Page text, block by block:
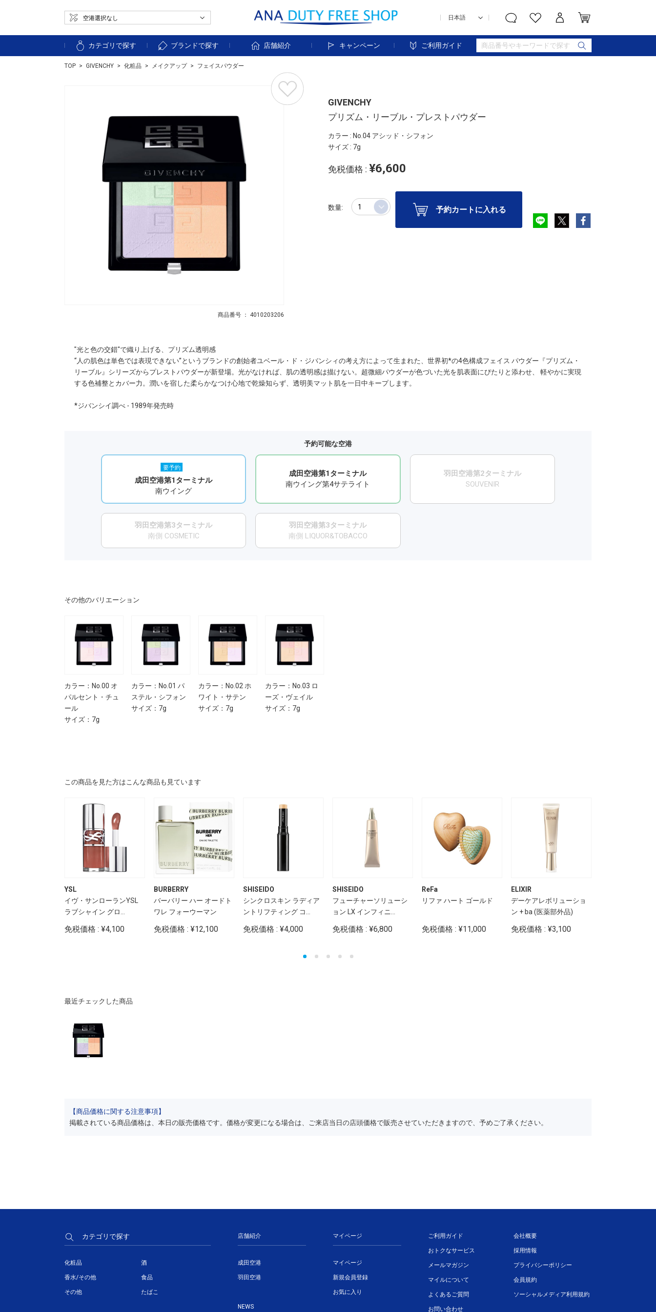
カテゴリで探す ブランドで探す 店舗紹介 キャンペーン ご利用ガイド
TOP GIVENCHY 化粧品 メイクアップ フェイスパウダー
商品番号 ： 4010203206
GIVENCHY
プリズム・リーブル・プレストパウダー
カラー : No.04 アシッド・シフォン
サイズ : 7g
免税価格 : ¥6,600
数量: 予約カートに入れる
"光と色の交錯"で織り上げる、プリズム透明感
“人の肌色は単色では表現できない”というブランドの創始者ユベール・ド・ジバンシィの考え方によって生まれた、世界初*の4色構成フェイス パウダー『プリズム・
リーブル』シリーズからプレストパウダーが新登場。光がなければ、肌の透明感は描けない。超微細パウダーが色づいた光を肌表面にぴたりと添わせ、 軽やかに実現
する色補整とカバー力。潤いを宿した柔らかなつけ心地で乾燥知らず、透明美マット肌を一日中キープします。
*ジバンシイ調べ - 1989年発売時
予約可能な空港
要予約
成田空港第1ターミナル
南ウイング
成田空港第1ターミナル
南ウイング第4サテライト
羽田空港第2ターミナル
SOUVENIR
羽田空港第3ターミナル
南側 COSMETIC
羽田空港第3ターミナル
南側 LIQUOR&TOBACCO
その他のバリエーション
カラー：No.00 オ
パルセント・チュ
ール
サイズ：7g
カラー：No.01 パ
ステル・シフォン
サイズ：7g
カラー：No.02 ホ
ワイト・サテン
サイズ：7g
カラー：No.03 ロ
ーズ・ヴェイル
サイズ：7g
この商品を見た方はこんな商品も見ています
YSL
イヴ・サンローランYSL
ラブシャイン グロ...
免税価格 : ¥4,100
BURBERRY
バーバリー ハー オードト
ワレ フォーウーマン
免税価格 : ¥12,100
SHISEIDO
シンクロスキン ラディア
ントリフティング コ...
免税価格 : ¥4,000
SHISEIDO
フューチャーソリューシ
ョン LX インフィニ...
免税価格 : ¥6,800
ReFa
リファ ハート ゴールド
免税価格 : ¥11,000
ELIXIR
デーケアレボリューショ
ン + ba (医薬部外品)
免税価格 : ¥3,100
最近チェックした商品
【商品価格に関する注意事項】
掲載されている商品価格は、本日の販売価格です。価格が変更になる場合は、ご来店当日の店頭価格で販売させていただきますので、予めご了承ください。
カテゴリで探す
化粧品 酒
香水/その他 食品
その他 たばこ
店舗紹介
成田空港
羽田空港
NEWS
マイページ
マイページ
新規会員登録
お気に入り
ご利用ガイド
おトクなサービス
メールマガジン
マイルについて
よくあるご質問
お問い合わせ
会社概要
採用情報
プライバシーポリシー
会員規約
ソーシャルメディア利用規約